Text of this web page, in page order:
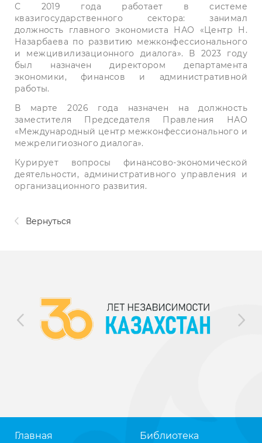
С 2019 года работает в системе
квазигосударственного сектора: занимал
должность главного экономиста НАО «Центр Н.
Назарбаева по развитию межконфессионального
и межцивилизационного диалога». В 2023 году
был назначен директором департамента
экономики, финансов и административной
работы.
В марте 2026 года назначен на должность
заместителя Председателя Правления НАО
«Международный центр межконфессионального и
межрелигиозного диалога».
Курирует вопросы финансово-экономической
деятельности, административного управления и
организационного развития.
Вернуться
Главная
Библиотека